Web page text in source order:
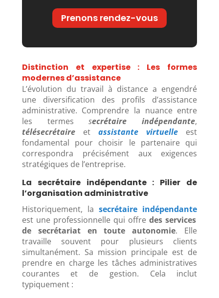
Prenons rendez-vous
Distinction et expertise : Les formes
modernes d’assistance
L’évolution du travail à distance a engendré
une diversification des profils d’assistance
administrative. Comprendre la nuance entre
les termessecrétaire indépendante,
télésecrétaireet assistante virtuelle est
fondamental pour choisir le partenaire qui
correspondra précisément aux exigences
stratégiques de l’entreprise.
La secrétaire indépendante : Pilier de
l’organisation administrative
Historiquement, lasecrétaire indépendante
est une professionnelle qui offredes services
de secrétariat en toute autonomie. Elle
travaille souvent pour plusieurs clients
simultanément. Sa mission principale est de
prendre en charge les tâches administratives
courantes et de gestion. Cela inclut
typiquement :